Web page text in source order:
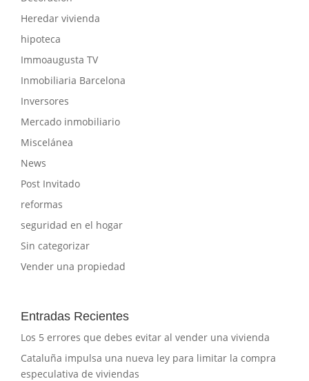
Heredar vivienda
hipoteca
Immoaugusta TV
Inmobiliaria Barcelona
Inversores
Mercado inmobiliario
Miscelánea
News
Post Invitado
reformas
seguridad en el hogar
Sin categorizar
Vender una propiedad
Entradas Recientes
Los 5 errores que debes evitar al vender una vivienda
Cataluña impulsa una nueva ley para limitar la compra
especulativa de viviendas